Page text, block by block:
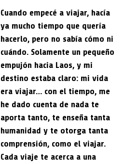
Cuando empecé a viajar, hacía
ya mucho tiempo que quería
hacerlo, pero no sabía cómo ni
cuándo. Solamente un pequeño
empujón hacia Laos, y mi
destino estaba claro: mi vida
era viajar… con el tiempo, me
he dado cuenta de nada te
aporta tanto, te enseña tanta
humanidad y te otorga tanta
comprensión, como el viajar.
Cada viaje te acerca a una